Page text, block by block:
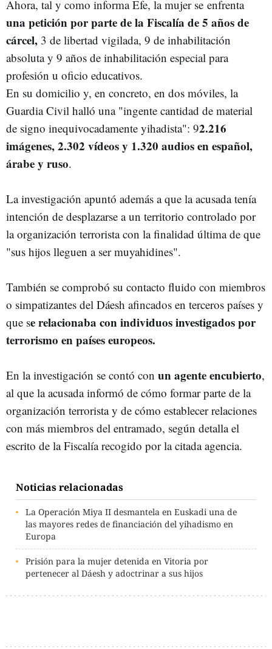
Ahora, tal y como informa Efe, la mujer se enfrenta
una petición por parte de la Fiscalía de 5 años de
cárcel, 3 de libertad vigilada, 9 de inhabilitación
absoluta y 9 años de inhabilitación especial para
profesión u oficio educativos.
En su domicilio y, en concreto, en dos móviles, la
Guardia Civil halló una "ingente cantidad de material
de signo inequivocadamente yihadista": 92.216
imágenes, 2.302 vídeos y 1.320 audios en español,
árabe y ruso.
La investigación apuntó además a que la acusada tenía
intención de desplazarse a un territorio controlado por
la organización terrorista con la finalidad última de que
"sus hijos lleguen a ser muyahidines".
También se comprobó su contacto fluido con miembros
o simpatizantes del Dáesh afincados en terceros países y
que se relacionaba con individuos investigados por
terrorismo en países europeos.
En la investigación se contó con un agente encubierto,
al que la acusada informó de cómo formar parte de la
organización terrorista y de cómo establecer relaciones
con más miembros del entramado, según detalla el
escrito de la Fiscalía recogido por la citada agencia.
Noticias relacionadas
La Operación Miya II desmantela en Euskadi una de
las mayores redes de financiación del yihadismo en
Europa
Prisión para la mujer detenida en Vitoria por
pertenecer al Dáesh y adoctrinar a sus hijos